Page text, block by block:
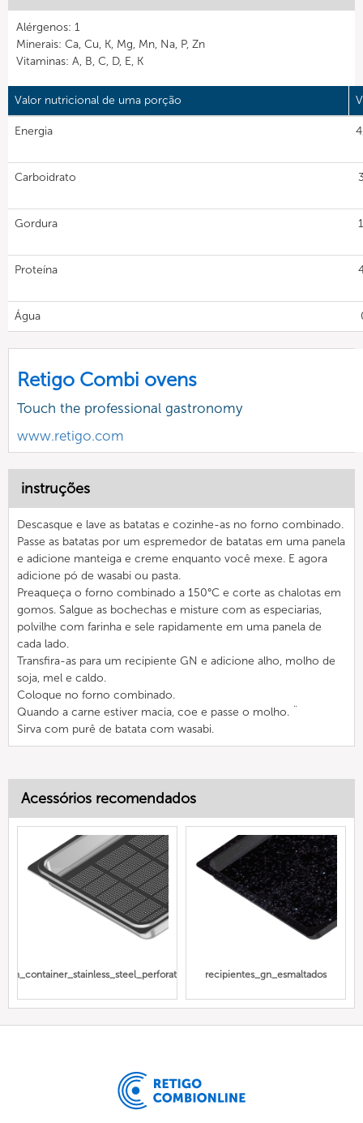
Alérgenos: 1
Minerais: Ca, Cu, K, Mg, Mn, Na, P, Zn
Vitaminas: A, B, C, D, E, K
Valor nutricional de uma porção
Energia
Carboidrato
Gordura
Proteína
Água
Retigo Combi ovens
Touch the professional gastronomy
www.retigo.com
instruções
Descasque e lave as batatas e cozinhe-as no forno combinado.
Passe as batatas por um espremedor de batatas em uma panela
e adicione manteiga e creme enquanto você mexe. E agora
adicione pó de wasabi ou pasta.
Preaqueça o forno combinado a 150°C e corte as chalotas em
gomos. Salgue as bochechas e misture com as especiarias,
polvilhe com farinha e sele rapidamente em uma panela de
cada lado.
Transfira-as para um recipiente GN e adicione alho, molho de
soja, mel e caldo.
Coloque no forno combinado.
Quando a carne estiver macia, coe e passe o molho. ¨
Sirva com purê de batata com wasabi.
Acessórios recomendados
Gn_container_stainless_steel_perforated recipientes_gn_esmaltados